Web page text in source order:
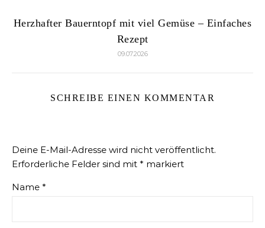
Herzhafter Bauerntopf mit viel Gemüse – Einfaches
Rezept
09.07.2026
SCHREIBE EINEN KOMMENTAR
Deine E-Mail-Adresse wird nicht veröffentlicht.
Erforderliche Felder sind mit * markiert
Name *